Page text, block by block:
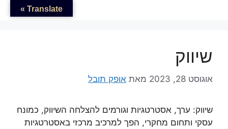
שיווק
אוגוסט 28, 2023 מאת אופק תובל
שיווק: ערך, אסטרטגיות וגורמים להצלחה השיווק, כמונח
עסקי ותחום מחקרי, הפך למרכיב מרכזי באסטרטגיות
Translate »